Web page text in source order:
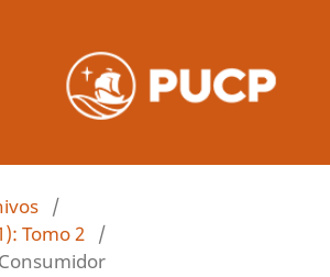
Administrativo
/
Tomo 2 /